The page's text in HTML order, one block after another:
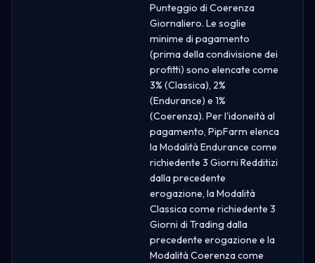
Punteggio di Coerenza
Giornaliero. Le soglie
minime di pagamento
(prima della condivisione dei
profitti) sono elencate come
3% (Classica), 2%
(Endurance) e 1%
(Coerenza). Per l'idoneità al
pagamento, PipFarm elenca
la Modalità Endurance come
richiedente 3 Giorni Redditizi
dalla precedente
erogazione, la Modalità
Classica come richiedente 3
Giorni di Trading dalla
precedente erogazione e la
Modalità Coerenza come